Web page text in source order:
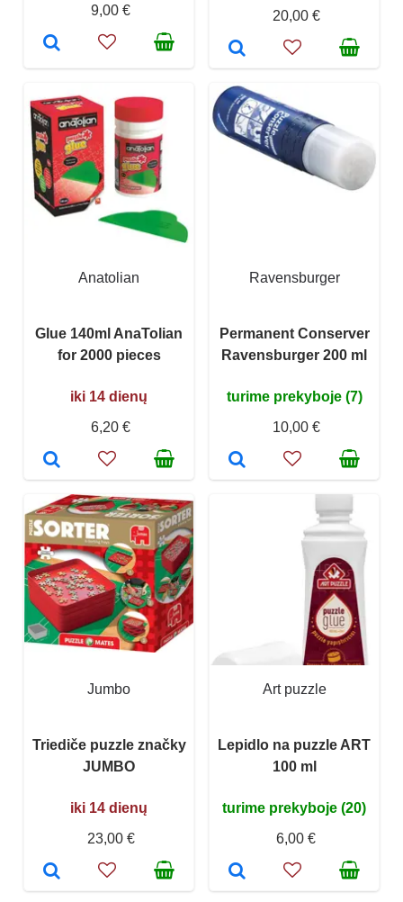
9,00 €
20,00 €
Anatolian
Glue 140ml AnaTolian
for 2000 pieces
iki 14 dienų
6,20 €
Ravensburger
Permanent Conserver
Ravensburger 200 ml
turime prekyboje (7)
10,00 €
Jumbo
Triediče puzzle značky
JUMBO
iki 14 dienų
23,00 €
Art puzzle
Lepidlo na puzzle ART
100 ml
turime prekyboje (20)
6,00 €